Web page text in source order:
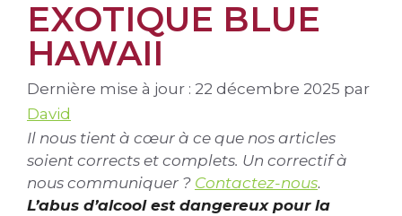
EXOTIQUE BLUE
HAWAII
Dernière mise à jour : 22 décembre 2025 par
David
Il nous tient à cœur à ce que nos articles
soient corrects et complets. Un correctif à
nous communiquer ? Contactez-nous.
L’abus d’alcool est dangereux pour la